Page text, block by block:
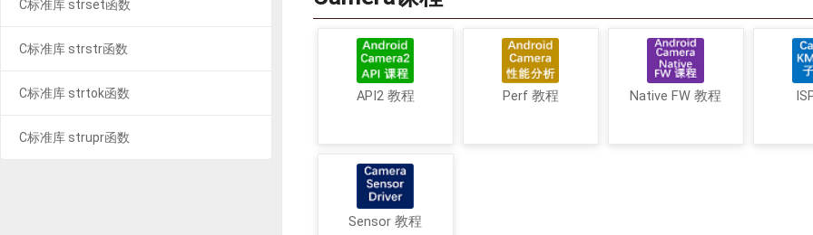
API2 教程 Perf 教程 Native FW 教程
Sensor 教程
C标准库 strset函数
C标准库 strstr函数
C标准库 strtok函数
C标准库 strupr函数